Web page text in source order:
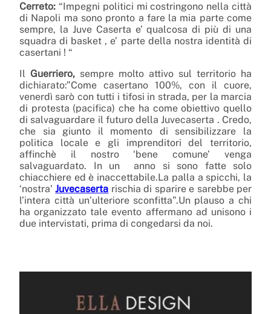
Cerreto: “Impegni politici mi costringono nella città
di Napoli ma sono pronto a fare la mia parte come
sempre, la Juve Caserta e’ qualcosa di più di una
squadra di basket , e’ parte della nostra identità di
casertani ! “
Il Guerriero, sempre molto attivo sul territorio ha
dichiarato:”Come casertano 100%, con il cuore,
venerdì sarò con tutti i tifosi in strada, per la marcia
di protesta (pacifica) che ha come obiettivo quello
di salvaguardare il futuro della Juvecaserta . Credo,
che sia giunto il momento di sensibilizzare la
politica locale e gli imprenditori del territorio,
affinchè il nostro ‘bene comune’ venga
salvaguardato. In un anno si sono fatte solo
chiacchiere ed è inaccettabile.La palla a spicchi, la
‘nostra’Juvecaserta rischia di sparire e sarebbe per
l’intera città un’ulteriore sconfitta”.Un plauso a chi
ha organizzato tale evento affermano ad unisono i
due intervistati, prima di congedarsi da noi.